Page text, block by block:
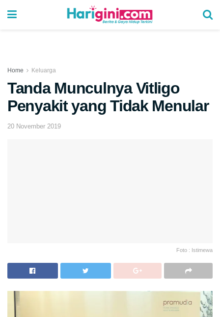
Home Keluarga
Tanda Munculnya Vitligo
Penyakit yang Tidak Menular
20 November 2019
Foto : Istimewa